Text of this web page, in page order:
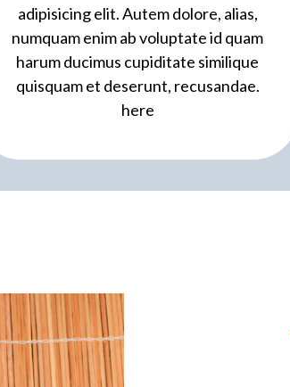
adipisicing elit. Autem dolore, alias,
numquam enim ab voluptate id quam
harum ducimus cupiditate similique
quisquam et deserunt, recusandae.
here